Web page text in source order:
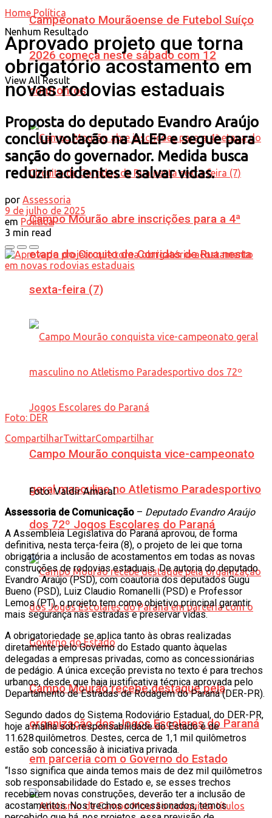
Campeonato Mourãoense de Futebol Suíço
2026 começa neste sábado com 12
confrontos
Campo Mourão abre inscrições para a 4ª
etapa do Circuito de Corridas de Rua nesta
sexta-feira (7)
Campo Mourão conquista vice-campeonato
geral masculino no Atletismo Paradesportivo
dos 72º Jogos Escolares do Paraná
Campo Mourão recebe destaque pela
organização dos Jogos Escolares do Paraná
em parceria com o Governo do Estado
Nenhum Resultado
View All Result
Home Política
Aprovado projeto que torna
obrigatório acostamento em
novas rodovias estaduais
Proposta do deputado Evandro Araújo
conclui votação na ALEP e segue para
sanção do governador. Medida busca
reduzir acidentes e salvar vidas.
por Assessoria
9 de julho de 2025
em Política
3 min read
Foto: DER
CompartilharTwittarCompartilhar
Foto: Valdir Amaral
Assessoria de Comunicação – Deputado Evandro Araújo
A Assembleia Legislativa do Paraná aprovou, de forma
definitiva, nesta terça-feira (8), o projeto de lei que torna
obrigatória a inclusão de acostamentos em todas as novas
construções de rodovias estaduais. De autoria do deputado
Evandro Araújo (PSD), com coautoria dos deputados Gugu
Bueno (PSD), Luiz Claudio Romanelli (PSD) e Professor
Lemos (PT), o projeto tem como objetivo principal garantir
mais segurança nas estradas e preservar vidas.
A obrigatoriedade se aplica tanto às obras realizadas
diretamente pelo Governo do Estado quanto àquelas
delegadas a empresas privadas, como as concessionárias
de pedágio. A única exceção prevista no texto é para trechos
urbanos, desde que haja justificativa técnica aprovada pelo
Departamento de Estradas de Rodagem do Paraná (DER-PR).
Segundo dados do Sistema Rodoviário Estadual, do DER-PR,
hoje a malha sob responsabilidade do Estado é de
11.628 quilômetros. Destes, cerca de 1,1 mil quilômetros
estão sob concessão à iniciativa privada.
“Isso significa que ainda temos mais de dez mil quilômetros
sob responsabilidade do Estado e, se esses trechos
receberem novas construções, deverão ter a inclusão de
acostamentos. Nos trechos concessionados, temos